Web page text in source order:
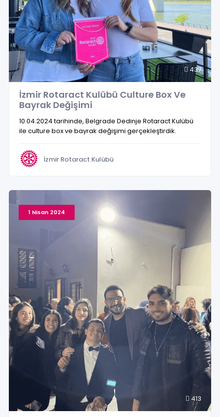
437
İzmir Rotaract Kulübü Culture Box Ve
Bayrak Değişimi
10.04.2024 tarihinde, Belgrade Dedinje Rotaract Kulübü
ile culture box ve bayrak değişimi gerçekleştirdik.
İzmir Rotaract Kulübü
1 Nisan 2024
413